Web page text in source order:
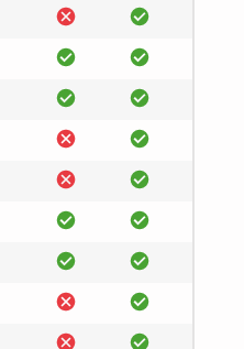
nein ja
ja ja
ja ja
nein ja
nein ja
ja ja
ja ja
nein ja
nein ja